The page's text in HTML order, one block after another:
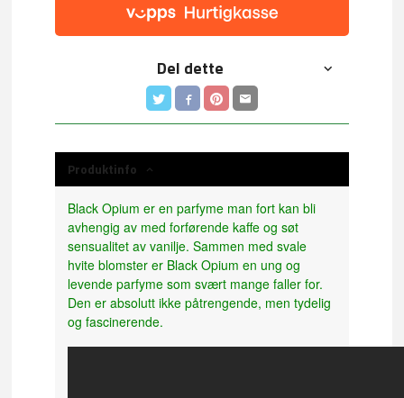
Del dette
Produktinfo
Black Opium er en parfyme man fort kan bli
avhengig av med forførende kaffe og søt
sensualitet av vanilje. Sammen med svale
hvite blomster er Black Opium en ung og
levende parfyme som svært mange faller for.
Den er absolutt ikke påtrengende, men tydelig
og fascinerende.